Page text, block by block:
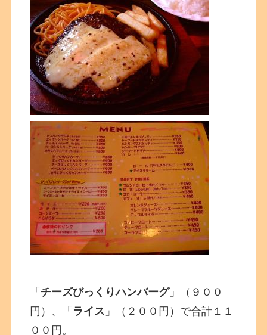
「 チーズびっくりハンバーグ」（９００
円）、「 ライス 」（２００円）で合計１１
００円。